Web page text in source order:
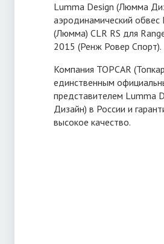
Lumma Design (Люмма
аэродинамический обвес
(Люмма) CLR RS для
2015 (Ренж Ровер Спорт).
Компания TOPCAR
единственным
представителем Lumma
Дизайн) в России и
высокое качество.